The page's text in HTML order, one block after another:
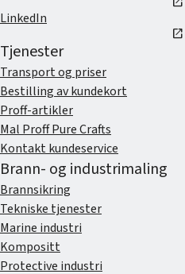
LinkedIn
open_in_new
Tjenester
Transport og priser
Bestilling av kundekort
Proff-artikler
Mal Proff Pure Crafts
Kontakt kundeservice
Brann- og industrimaling
Brannsikring
Tekniske tjenester
Marine industri
Kompositt
Protective industri